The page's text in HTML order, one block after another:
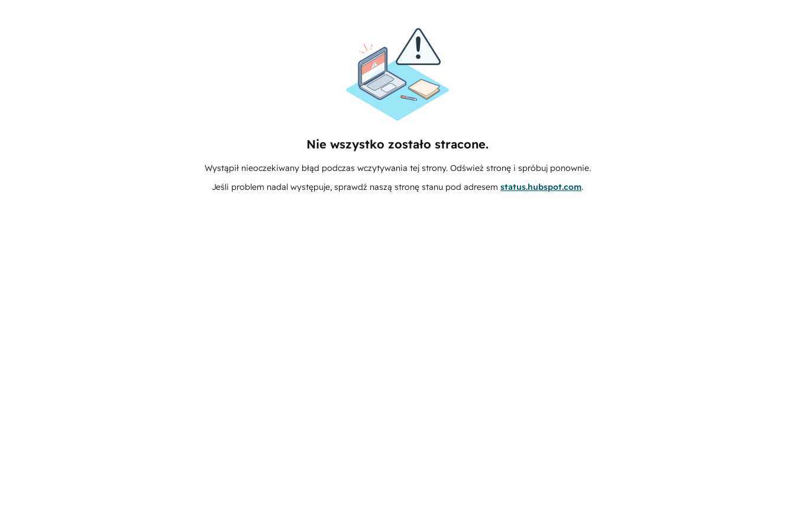
Nie wszystko zostało stracone.
Wystąpił nieoczekiwany błąd podczas wczytywania tej strony. Odśwież stronę i spróbuj ponownie.
Jeśli problem nadal występuje, sprawdź naszą stronę stanu pod adresem status.hubspot.com.